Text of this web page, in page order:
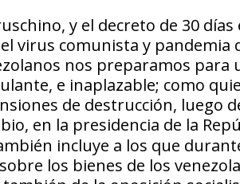
y el decreto de 30 días
virus comunista y pandemia
nos preparamos para
e inaplazable; como
de destrucción, luego
en la presidencia de la Repú
incluye a los que
los bienes de los